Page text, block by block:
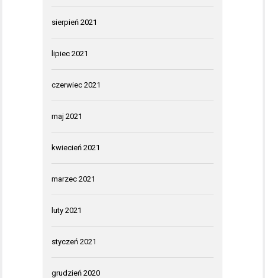
sierpień 2021
lipiec 2021
czerwiec 2021
maj 2021
kwiecień 2021
marzec 2021
luty 2021
styczeń 2021
grudzień 2020